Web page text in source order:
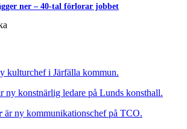
ner – 40-tal förlorar jobbet
kulturchef i Järfälla kommun.
ny konstnärlig ledare på Lunds konsthall.
är ny kommunikationschef på TCO.